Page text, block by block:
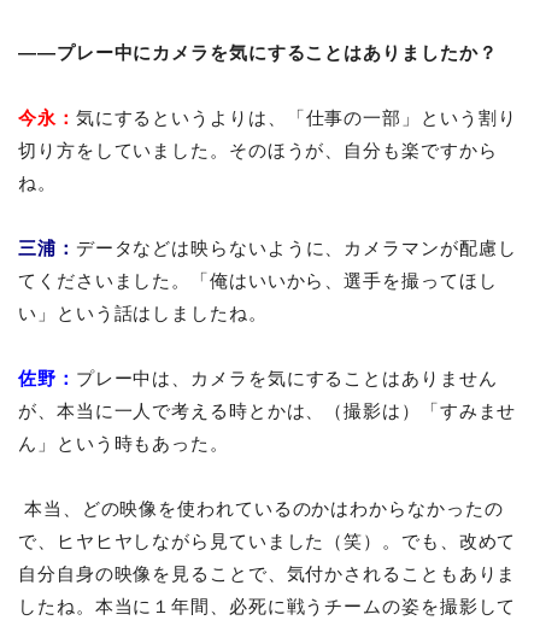
――プレー中にカメラを気にすることはありましたか？
今永： 気にするというよりは、「仕事の一部」という割り
切り方をしていました。そのほうが、自分も楽ですから
ね。
三浦： データなどは映らないように、カメラマンが配慮し
てくださいました。「俺はいいから、選手を撮ってほし
い」という話はしましたね。
佐野： プレー中は、カメラを気にすることはありません
が、本当に一人で考える時とかは、（撮影は）「すみませ
ん」という時もあった。
本当、どの映像を使われているのかはわからなかったの
で、ヒヤヒヤしながら見ていました（笑）。でも、改めて
自分自身の映像を見ることで、気付かされることもありま
したね。本当に１年間、必死に戦うチームの姿を撮影して